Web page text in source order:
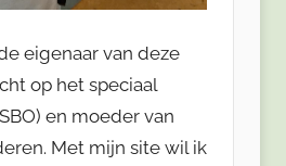
eigenaar van deze
op het speciaal
en moeder van
Met mijn site wil ik